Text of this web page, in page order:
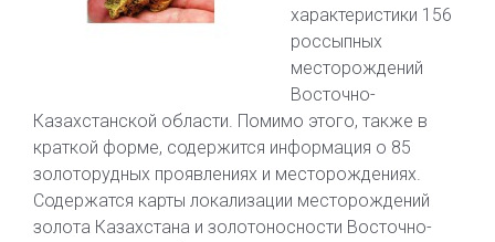
характеристики 156
россыпных
месторождений
Восточно-
Казахстанской области. Помимо этого, также в
краткой форме, содержится информация о 85
золоторудных проявлениях и месторождениях.
Содержатся карты локализации месторождений
золота Казахстана и золотоносности Восточно-